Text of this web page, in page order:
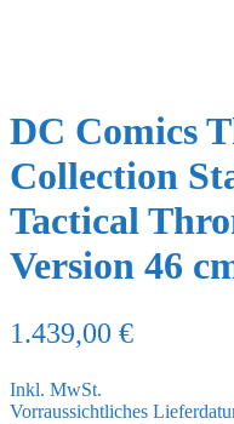
DC Comics
Collection
Tactical
Version 46
1.439,00 €
Inkl. MwSt.
Vorraussichtliches